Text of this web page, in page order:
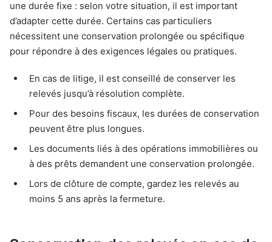
une durée fixe : selon votre situation, il est important
d’adapter cette durée. Certains cas particuliers
nécessitent une conservation prolongée ou spécifique
pour répondre à des exigences légales ou pratiques.
En cas de litige, il est conseillé de conserver les
relevés jusqu’à résolution complète.
Pour des besoins fiscaux, les durées de conservation
peuvent être plus longues.
Les documents liés à des opérations immobilières ou
à des prêts demandent une conservation prolongée.
Lors de clôture de compte, gardez les relevés au
moins 5 ans après la fermeture.